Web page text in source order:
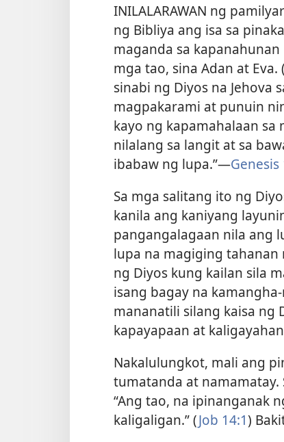
INILALARAWAN ng
ng Bibliya ang isa sa
maganda sa
mga tao, sina Adan at Eva. (
sinabi ng Diyos na Jehova
magpakarami at punuin
kayo ng kapamahalaan sa
nilalang sa langit at sa
ibabaw ng lupa.”​—Genesis
Sa mga salitang ito ng
kanila ang kaniyang
pangangalagaan nila ang
lupa na magiging
ng Diyos kung kailan sila
isang bagay na
mananatili silang kaisa ng
kapayapaan at
Nakalulungkot, mali ang
tumatanda at namamatay.
“Ang tao, na ipinanganak
kaligaligan.” (Job 14:1)